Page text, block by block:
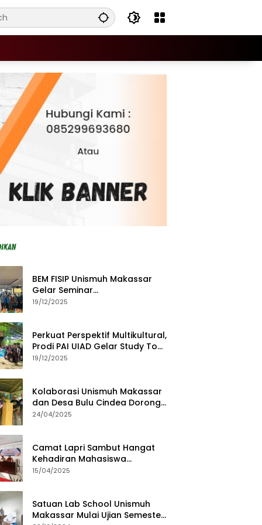
BEM FISIP Unismuh Makassar
Gelar Seminar
Keperempuanan, Bahas
19/12/2025
Perkuat Perspektif Multikultural,
Prodi PAI UIAD Gelar Study Tour
ke Kajang
19/12/2025
Kolaborasi Unismuh Makassar
dan Desa Bulu Cindea Dorong
Sentra Garam Industri
24/04/2025
Camat Lapri Sambut Hangat
Kehadiran Mahasiswa
PoltekMu
15/04/2025
Satuan Lab School Unismuh
Makassar Mulai Ujian Semester,